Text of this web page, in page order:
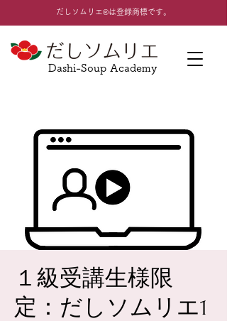
​だしソムリエ®は登録商標です。
Dashi-Soup Academy
１級受講生様限
定：だしソムリエ1